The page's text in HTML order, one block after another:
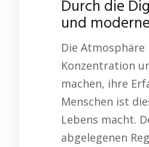
Durch die
und
Die
Konzentration
machen, ihre
Menschen ist
Lebens macht.
abgelegenen